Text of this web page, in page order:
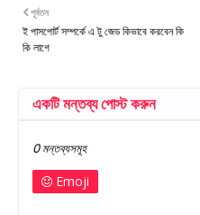
পূর্বতন
ই পাসপোর্ট সম্পর্কে এ টু জেড কিভাবে করবেন কি
কি লাগে
একটি মন্তব্য পোস্ট করুন
0 মন্তব্যসমূহ
Emoji